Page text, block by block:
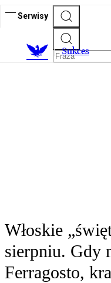
Serwisy
Sukces
Włoskie
sierpniu. Gdy
Ferragosto,